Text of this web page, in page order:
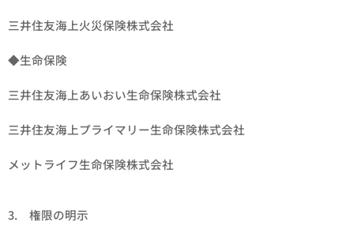
三井住友海上火災保険株式会社
◆生命保険
三井住友海上あいおい生命保険株式会社
三井住友海上プライマリー生命保険株式会社
メットライフ生命保険株式会社
3. 権限の明示